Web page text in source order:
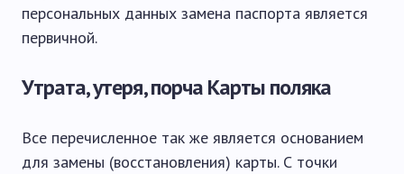
персональных данных замена паспорта является
первичной.
Утрата, утеря, порча Карты поляка
Все перечисленное так же является основанием
для замены (восстановления) карты. С точки